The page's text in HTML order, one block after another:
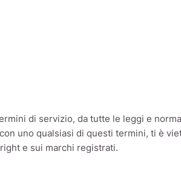
di servizio, da tutte le leggi e
uno qualsiasi di questi termini, ti è
e sui marchi registrati.